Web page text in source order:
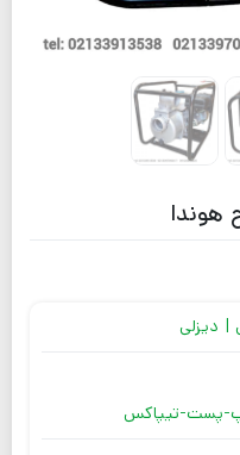
| دیزلی
پست-تیپاکس